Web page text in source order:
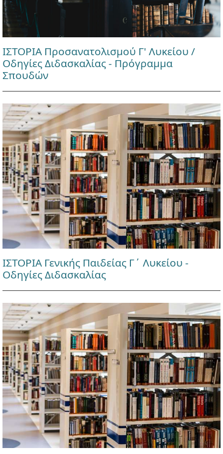
ΙΣΤΟΡΙΑ Προσανατολισμού Γ' Λυκείου /
Οδηγίες Διδασκαλίας - Πρόγραμμα
Σπουδών
ΙΣΤΟΡΙΑ Γενικής Παιδείας Γ΄ Λυκείου -
Οδηγίες Διδασκαλίας